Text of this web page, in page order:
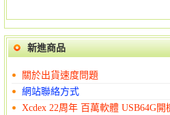
新進商品
關於出貨速度問題
網站聯絡方式
Xcdex 22周年 百萬軟體 USB64G